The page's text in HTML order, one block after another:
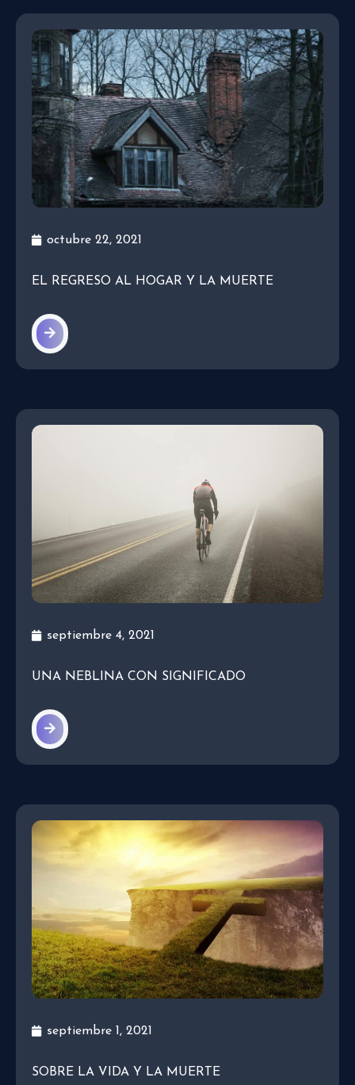
octubre 22, 2021
EL REGRESO AL HOGAR Y LA MUERTE
septiembre 4, 2021
UNA NEBLINA CON SIGNIFICADO
septiembre 1, 2021
SOBRE LA VIDA Y LA MUERTE